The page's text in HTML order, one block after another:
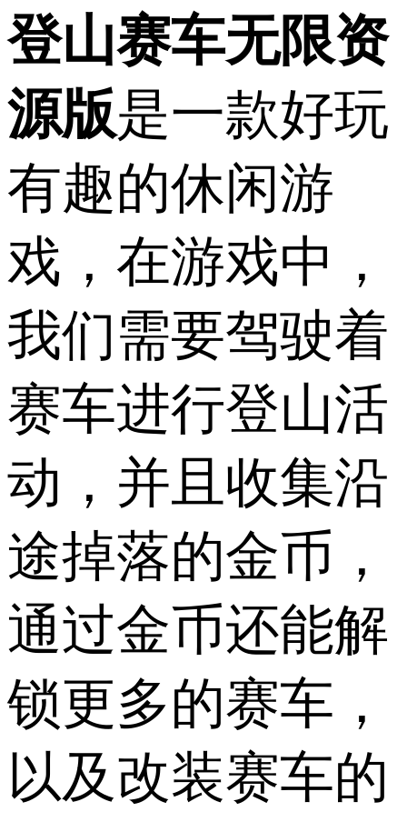
登山赛车无限资
源版是一款好玩
有趣的休闲游
戏，在游戏中，
我们需要驾驶着
赛车进行登山活
动，并且收集沿
途掉落的金币，
通过金币还能解
锁更多的赛车，
以及改装赛车的